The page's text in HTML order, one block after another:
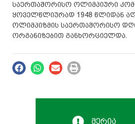
საერთაშორისო ოლიმპიური
ყოველწლიურად 1948 წლიდან
ოლიმპიზმის საერთაშორისო
ორგანიზებით განხორციელდა.
მერია